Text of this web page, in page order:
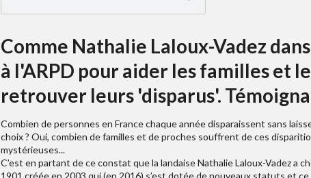
Comme Nathalie Laloux-Vadez
à l'ARPD pour aider les familles et
retrouver leurs 'disparus'.
Combien de personnes en France chaque année disparaissent sans
choix ? Oui, combien de familles et de proches souffrent de ces
mystérieuses...
C’est en partant de ce constat que la landaise Nathalie Laloux-Vadez a
1901 créée en 2003 qui (en 2016) s’est dotée de nouveaux statuts et